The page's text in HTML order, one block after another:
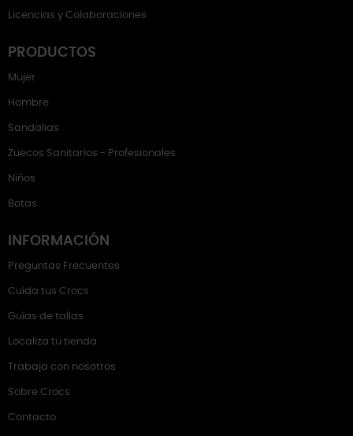
Licencias y Colaboraciones
PRODUCTOS
Mujer
Hombre
Sandalias
Zuecos Sanitarios - Profesionales
Niños
Botas
INFORMACIÓN
Preguntas Frecuentes
Cuida tus Crocs
Guías de tallas
Localiza tu tienda
Trabaja con nosotros
Sobre Crocs
Contacto